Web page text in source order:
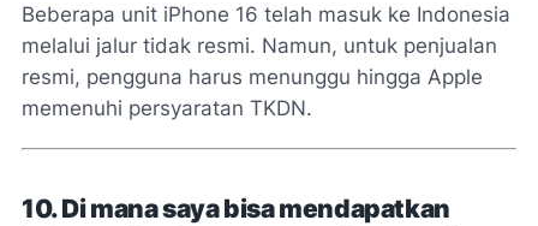
Beberapa unit iPhone 16 telah masuk ke Indonesia
melalui jalur tidak resmi. Namun, untuk penjualan
resmi, pengguna harus menunggu hingga Apple
memenuhi persyaratan TKDN.
10. Di mana saya bisa mendapatkan